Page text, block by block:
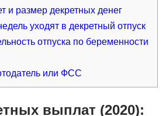
и размер декретных денег
уходят в декретный отпуск
отпуска по беременности
или ФСС
выплат (2020):